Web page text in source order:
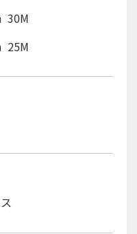
30M
25M